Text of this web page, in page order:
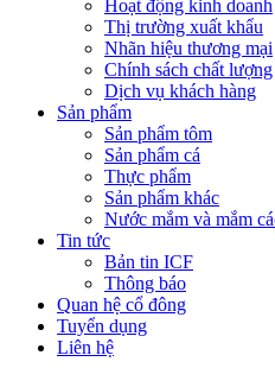
Hoạt động kinh doanh
Thị trường xuất khẩu
Nhãn hiệu thương mại
Chính sách chất lượng
Dịch vụ khách hàng
Sản phẩm
Sản phẩm tôm
Sản phẩm cá
Thực phẩm
Sản phẩm khác
Nước mắm và mắm
Tin tức
Bản tin ICF
Thông báo
Quan hệ cổ đông
Tuyển dụng
Liên hệ